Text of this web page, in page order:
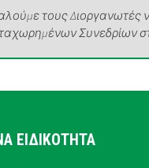
τους Διοργανωτές
Συνεδρίων
ΕΙΔΙΚΟΤΗΤΑ